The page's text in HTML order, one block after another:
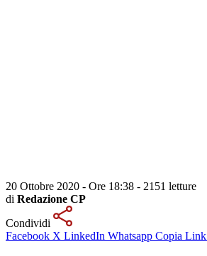
20 Ottobre 2020 - Ore 18:38 - 2151 letture
di Redazione CP
Condividi
Facebook X LinkedIn Whatsapp Copia Link